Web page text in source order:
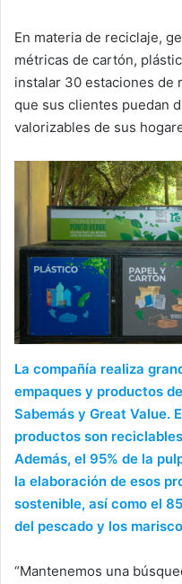
En materia de reciclaje,
métricas de cartón,
instalar 30 estaciones de
que sus clientes puedan
valorizables de sus
La compañía realiza
empaques y productos
Sabemás y Great Value.
productos son
Además, el 95% de la
la elaboración de esos
sostenible, así como el
del pescado y los
“Mantenemos una